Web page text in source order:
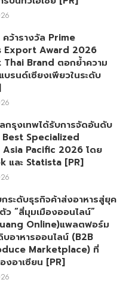
คว้ารางวัล Prime
Export Award 2026
Thai Brand ตอกย้ำความ
บรนด์เซียงเพียวในระดับ
กรุงเทพได้รับการจัดอันดับ
Best Specialized
Pacific 2026 โดย
และ Statista [PR]
ระดับธุรกิจค้าส่งอาหารสู่ยุค
ว “สี่มุมเมืองออนไลน์”
Online)แพลตฟอร์ม
อาหารออนไลน์ (B2B
Marketplace) ที่
อาเซียน [PR]